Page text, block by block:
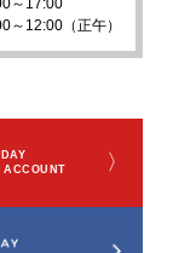
天候、ストライ
さい。なお緊
航空会社のサイ
ご確認くださ
～17:00
～12:00（正午）
〉